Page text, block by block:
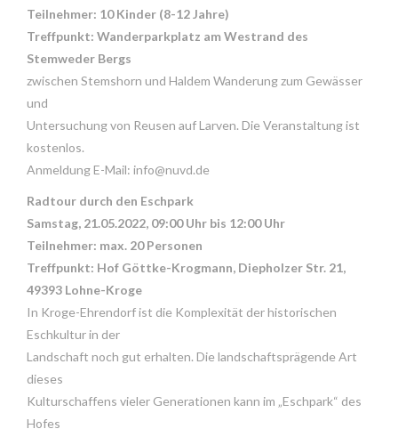
Teilnehmer: 10 Kinder (8-12 Jahre)
Treffpunkt: Wanderparkplatz am Westrand des
Stemweder Bergs
zwischen Stemshorn und Haldem Wanderung zum Gewässer
und
Untersuchung von Reusen auf Larven. Die Veranstaltung ist
kostenlos.
Anmeldung E-Mail: info@nuvd.de
Radtour durch den Eschpark
Samstag, 21.05.2022, 09:00 Uhr bis 12:00 Uhr
Teilnehmer: max. 20 Personen
Treffpunkt: Hof Göttke-Krogmann, Diepholzer Str. 21,
49393 Lohne-Kroge
In Kroge-Ehrendorf ist die Komplexität der historischen
Eschkultur in der
Landschaft noch gut erhalten. Die landschaftsprägende Art
dieses
Kulturschaffens vieler Generationen kann im „Eschpark“ des
Hofes